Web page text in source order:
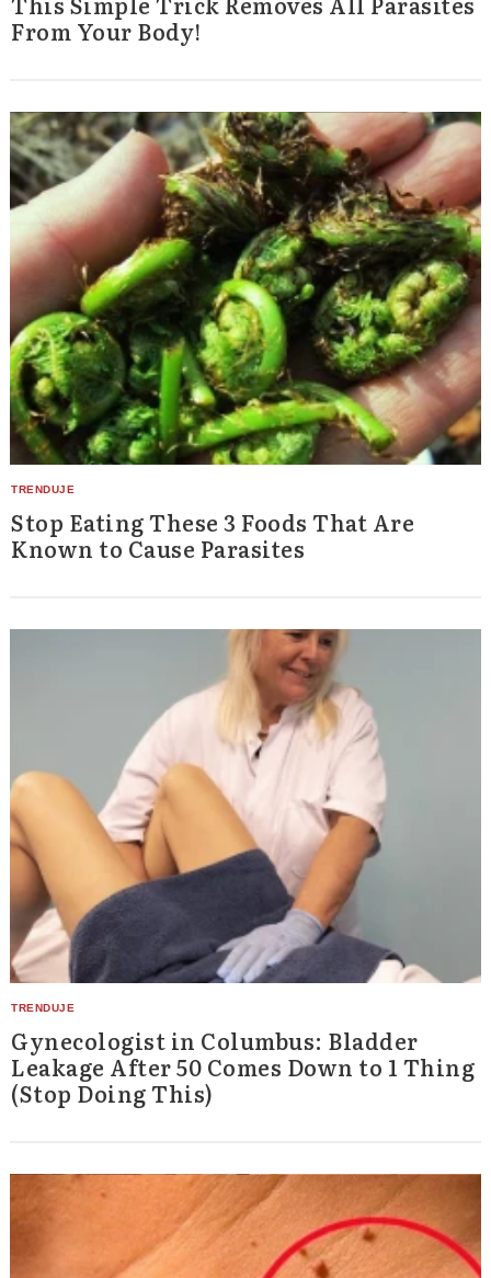
From Your Body!
Stop Eating These 3 Foods That Are
Known to Cause Parasites
Gynecologist in Columbus: Bladder
Leakage After 50 Comes Down to 1 Thing
(Stop Doing This)